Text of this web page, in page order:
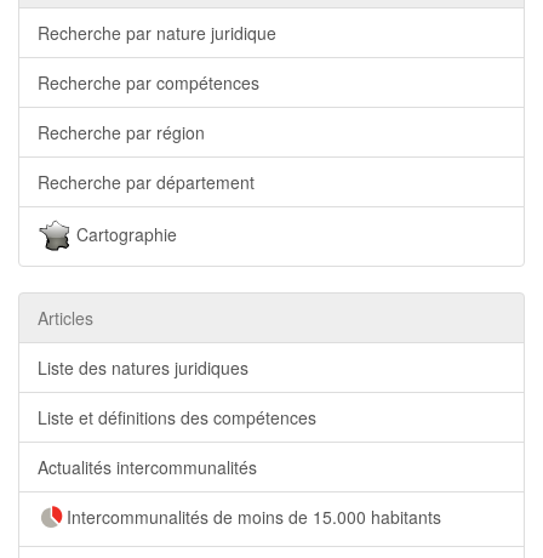
Recherche par nature juridique
Recherche par compétences
Recherche par région
Recherche par département
Cartographie
Articles
Liste des natures juridiques
Liste et définitions des compétences
Actualités intercommunalités
Intercommunalités de moins de 15.000 habitants